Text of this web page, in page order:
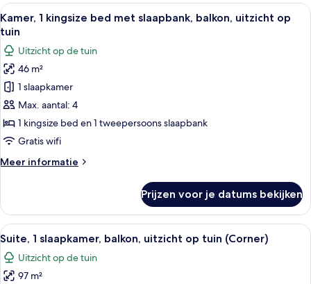
uitzicht
op
Alle
foto's
voor
Kamer,
1
kingsize
bed
met
slaapbank,
uitzicht
laden
Een moderne hotelkamer met een
6
Kamer, 1 kingsize bed met slaapbank, balkon, uitzicht op
tuin
Uitzicht op de tuin
46 m²
1 slaapkamer
Max. aantal: 4
1 kingsize bed en 1 tweepersoons slaapbank
Gratis wifi
Meer informatie
Meer
1
kingsize
bed
slaapbank,
balkon,
Prijzen voor je datums bekijken
Alle
foto's
voor
Suite,
Een moderne hotelkamer met een
6
Suite, 1 slaapkamer, balkon, uitzicht op tuin (Corner)
Uitzicht op de tuin
97 m²